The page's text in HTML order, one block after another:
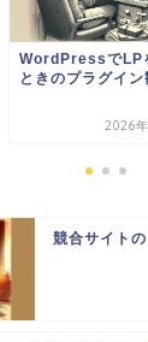
WPサーバー移転
整理し直してみる
2026
競合サイト